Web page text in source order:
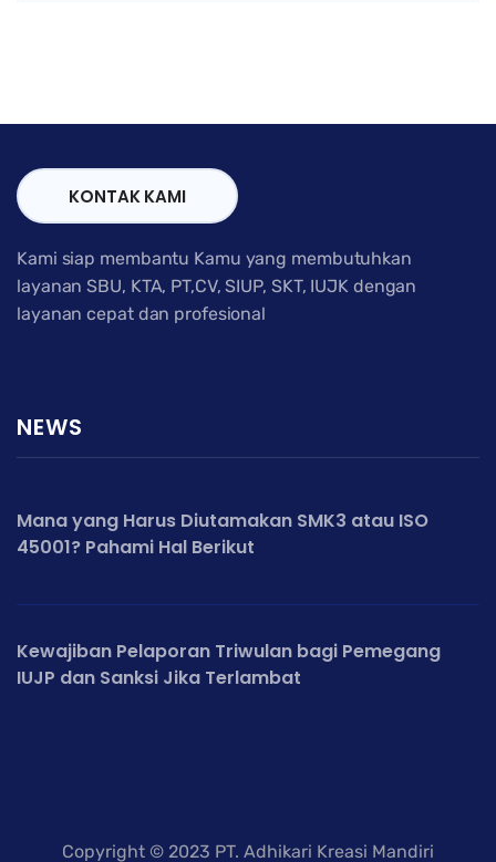
KONTAK KAMI
Kami siap membantu Kamu yang membutuhkan
layanan SBU, KTA, PT,CV, SIUP, SKT, IUJK dengan
layanan cepat dan profesional
NEWS
Mana yang Harus Diutamakan SMK3 atau ISO
45001? Pahami Hal Berikut
Kewajiban Pelaporan Triwulan bagi Pemegang
IUJP dan Sanksi Jika Terlambat
Copyright © 2023 PT. Adhikari Kreasi Mandiri